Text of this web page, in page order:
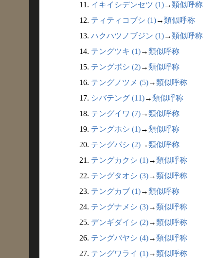
11. イキイシデンセツ (1)→類似呼称
12. ティティコブシ (1)→類似呼称
13. ハクハツノブジン (1)→類似呼称
14. テングツキ (1)→類似呼称
15. テングボシ (2)→類似呼称
16. テングノツメ (5)→類似呼称
17. シバテング (11)→類似呼称
18. テングイワ (7)→類似呼称
19. テングホシ (1)→類似呼称
20. テングバシ (2)→類似呼称
21. テングカクシ (1)→類似呼称
22. テングタオシ (3)→類似呼称
23. テングカブ (1)→類似呼称
24. テングナメシ (3)→類似呼称
25. デンギダイシ (2)→類似呼称
26. テングバヤシ (4)→類似呼称
27. テングワライ (1)→類似呼称